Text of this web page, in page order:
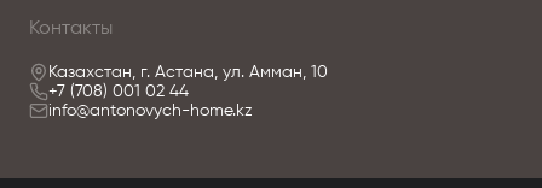
Контакты
Казахстан, г. Астана, ул. Амман, 10
+7 (708) 001 02 44
info@antonovych-home.kz